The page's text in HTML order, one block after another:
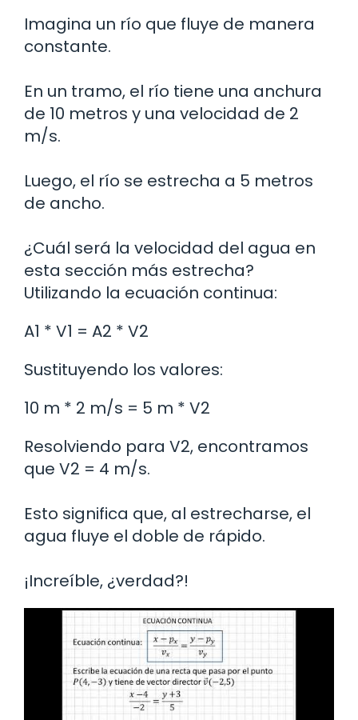
Imagina un río que fluye de manera
constante.
En un tramo, el río tiene una anchura
de 10 metros y una velocidad de 2
m/s.
Luego, el río se estrecha a 5 metros
de ancho.
¿Cuál será la velocidad del agua en
esta sección más estrecha?
Utilizando la ecuación continua:
A1 * V1 = A2 * V2
Sustituyendo los valores:
10 m * 2 m/s = 5 m * V2
Resolviendo para V2, encontramos
que V2 = 4 m/s.
Esto significa que, al estrecharse, el
agua fluye el doble de rápido.
¡Increíble, ¿verdad?!